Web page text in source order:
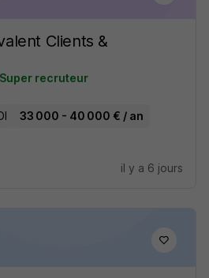
Clients &
Super recruteur
33 000 - 40 000 € / an
il y a 6 jours